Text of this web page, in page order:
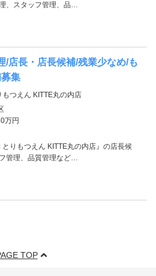
、スタッフ管理、品…
/店長・店長候補/残業少なめ/も
集
つえん KITTE丸の内店
万円
とりもつえん KITTE丸の内店』の店長候
管理、品質管理など…
TOP